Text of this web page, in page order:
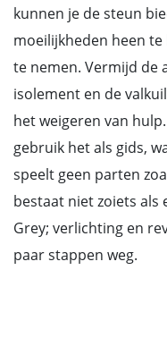
kunnen je de steun
moeilijkheden heen
te nemen. Vermijd de
isolement en de
het weigeren van
gebruik het als gids,
speelt geen parten
bestaat niet zoiets als
Grey; verlichting en
paar stappen weg.